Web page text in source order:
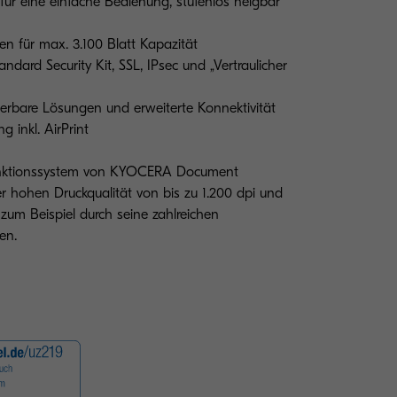
für max. 3.100 Blatt Kapazität
Security Kit, SSL, IPsec und „Vertraulicher
Lösungen und erweiterte Konnektivität
inkl. AirPrint
von KYOCERA Document
hohen Druckqualität von bis zu 1.200 dpi und
Beispiel durch seine zahlreichen